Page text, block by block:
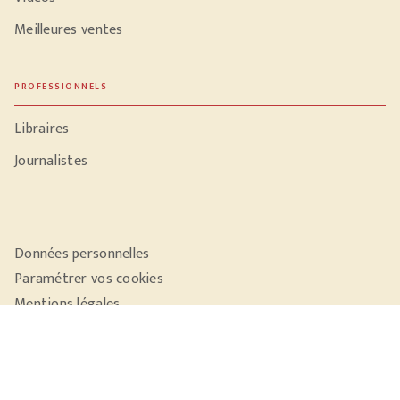
Meilleures ventes
PROFESSIONNELS
Libraires
Journalistes
Données personnelles
Paramétrer vos cookies
Mentions légales